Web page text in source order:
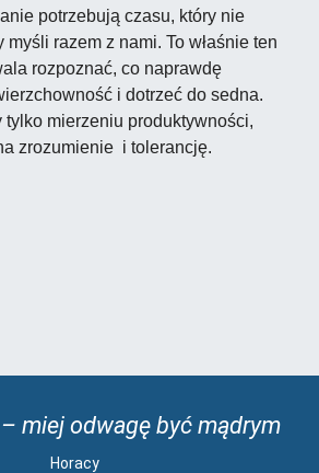
potrzebują czasu, który nie
myśli razem z nami. To właśnie ten
rozpoznać, co naprawdę
i dotrzeć do sedna.
tylko mierzeniu produktywności,
zrozumienie i tolerancję.
miej odwagę być mądrym
Horacy